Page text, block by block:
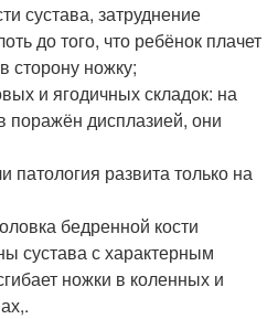
сустава, затруднение
до того, что ребёнок плачет
сторону ножку;
и ягодичных складок: на
поражён дисплазией, они
патология развита только на
бедренной кости
сустава с характерным
ножки в коленных и